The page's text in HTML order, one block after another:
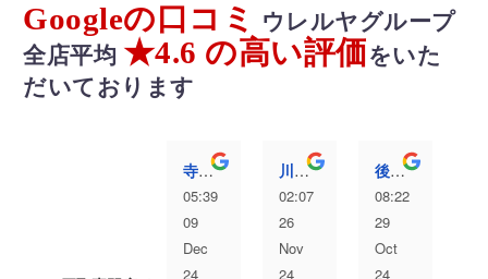
Googleの口コミ
ウレルヤグループ
全店平均 ★4.6 の高い評価をいた
だいております
寺澤愛弥
05:39
09
Dec
24
川村洸太
02:07
26
Nov
24
後藤むぎ
08:22
29
Oct
24